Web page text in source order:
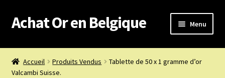
Aller
à
navigation
Aller
au
Achat Or en Belgique Menu
Achat or en Belgique
Accueil Produits Vendus
Tablette de 50 x 1 gramme d’or
Valcambi Suisse.